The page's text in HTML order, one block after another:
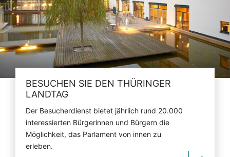
BESUCHEN SIE DEN THÜRINGER
LANDTAG
Der Besucherdienst bietet jährlich rund 20.000
interessierten Bürgerinnen und Bürgern die
Möglichkeit, das Parlament von innen zu
erleben.